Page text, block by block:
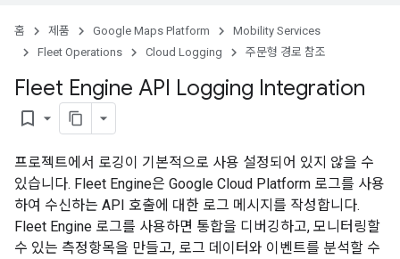
홈 제품 Google Maps Platform
Mobility Services
Fleet Operations
Cloud Logging 주문형 경로 참조
Fleet Engine API Logging Integration
bookmark_border
프로젝트에서 로깅이 기본적으로 사용 설정되어 있지 않을 수
있습니다. Fleet Engine은 Google Cloud Platform 로그를 사용
하여 수신하는 API 호출에 대한 로그 메시지를 작성합니다.
Fleet Engine 로그를 사용하면 통합을 디버깅하고, 모니터링할
수 있는 측정항목을 만들고, 로그 데이터와 이벤트를 분석할 수